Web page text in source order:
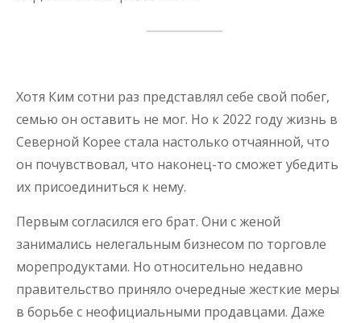
Хотя Ким сотни раз представлял себе свой побег,
семью он оставить не мог. Но к 2022 году жизнь в
Северной Корее стала настолько отчаянной, что
он почувствовал, что наконец-то сможет убедить
их присоединиться к нему.
Первым согласился его брат. Они с женой
занимались нелегальным бизнесом по торговле
морепродуктами. Но относительно недавно
правительство приняло очередные жесткие меры
в борьбе с неофициальными продавцами. Даже